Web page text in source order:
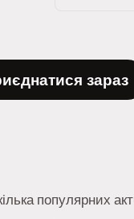
зараз
популярних